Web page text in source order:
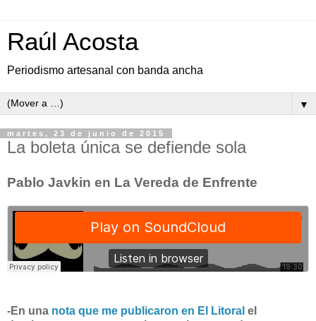
Raúl Acosta
Periodismo artesanal con banda ancha
▼
martes, 23 de junio de 2015
La boleta única se defiende sola
Pablo Javkin en La Vereda de Enfrente
-En una nota que me publicaron en El Litoral el